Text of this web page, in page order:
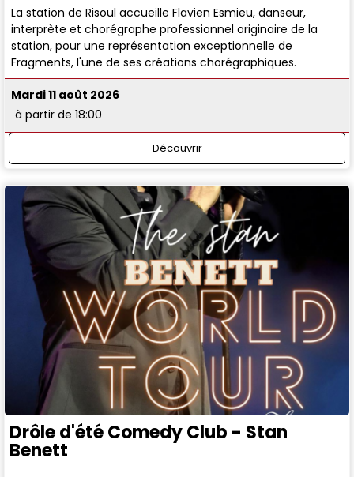
La station de Risoul accueille Flavien Esmieu, danseur,
interprète et chorégraphe professionnel originaire de la
station, pour une représentation exceptionnelle de
Fragments, l'une de ses créations chorégraphiques.
Mardi 11 août 2026
à partir de 18:00
Découvrir
Drôle d'été Comedy Club - Stan
Benett